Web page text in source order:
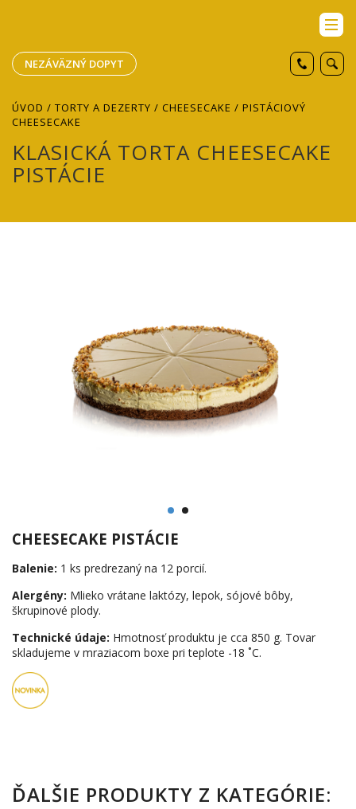
NEZÁVÄZNÝ DOPYT
ÚVOD / TORTY A DEZERTY / CHEESECAKE / PISTÁCIOVÝ
CHEESECAKE
KLASICKÁ TORTA CHEESECAKE
PISTÁCIE
CHEESECAKE PISTÁCIE
Balenie: 1 ks predrezaný na 12 porcií.
Alergény: Mlieko vrátane laktózy, lepok, sójové bôby,
škrupinové plody.
Technické údaje: Hmotnosť produktu je cca 850 g. Tovar
skladujeme v mraziacom boxe pri teplote -18 ˚C.
ĎALŠIE PRODUKTY Z KATEGÓRIE: